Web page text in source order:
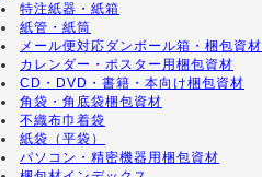
特注紙器・紙箱
紙管・紙筒
メール便対応ダンボール箱・梱包資材
カレンダー・ポスター用梱包資材
CD・DVD・書籍・本向け梱包資材
角袋・角底袋梱包資材
不織布巾着袋
紙袋（平袋）
パソコン・精密機器用梱包資材